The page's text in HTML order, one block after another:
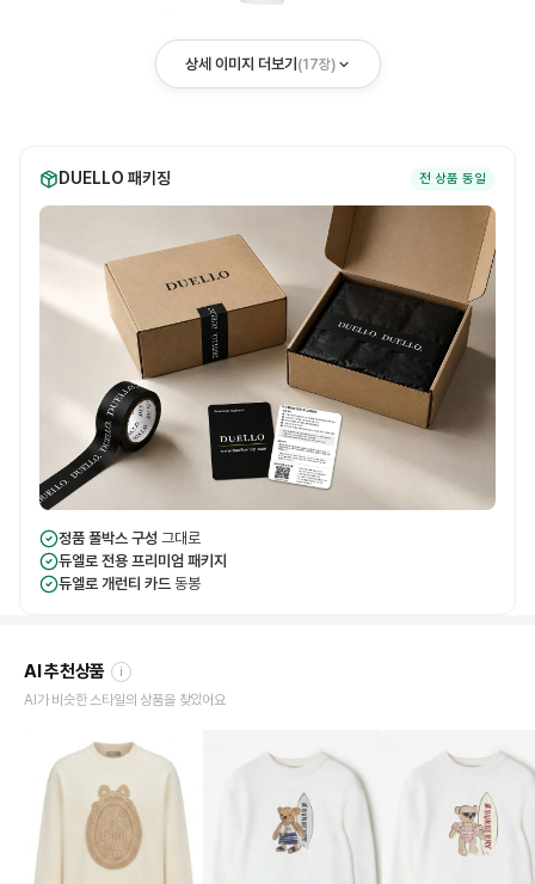
상세 이미지 더보기 (17장)
DUELLO 패키징 전 상품 동일
정품 풀박스 구성 그대로
듀엘로 전용 프리미엄 패키지
듀엘로 개런티 카드 동봉
AI 추천상품 i
AI가 비슷한 스타일의 상품을 찾았어요